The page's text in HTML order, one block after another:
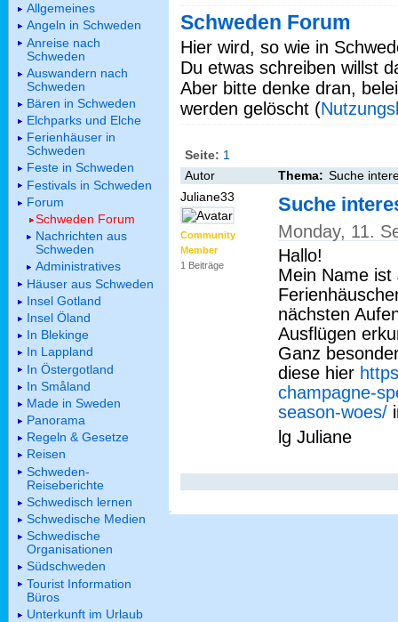
Schweden Forum
Hier wird, so wie in
Du etwas schreiben willst
Aber bitte denke dran,
werden gelöscht (
Seite: 1
Autor
Thema: Suche
Juliane33
Community
Member
1 Beiträge
Suche
Monday, 11.
Hallo!
Mein Name ist
nächsten
Ausflügen
Ganz
diese hier
champagne-
season-woes/
lg Juliane
Allgemeines
Angeln in Schweden
Anreise nach
Schweden
Auswandern nach
Schweden
Bären in Schweden
Elchparks und Elche
Ferienhäuser in
Schweden
Feste in Schweden
Festivals in Schweden
Forum
Schweden Forum
Nachrichten aus
Schweden
Administratives
Häuser aus Schweden
Insel Gotland
Insel Öland
In Blekinge
In Lappland
In Östergotland
In Småland
Made in Sweden
Panorama
Regeln & Gesetze
Reisen
Schweden-
Reiseberichte
Schwedisch lernen
Schwedische Medien
Schwedische
Organisationen
Südschweden
Tourist Information
Büros
Unterkunft im Urlaub